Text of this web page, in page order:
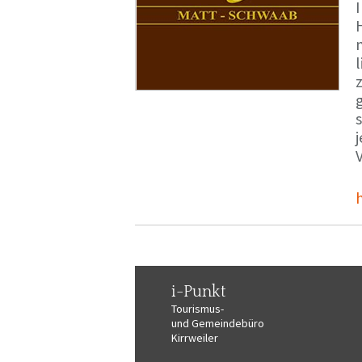
i-Punkt
Tourismus-
und Gemeindebüro
Kirrweiler